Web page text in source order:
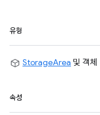
유형
StorageArea 및 객체
속성